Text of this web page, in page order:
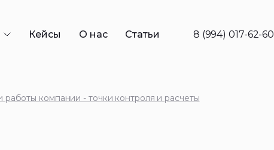
реклама
Кейсы О нас Статьи 8 (994) 017-62-60
работы компании - точки контроля и расчеты